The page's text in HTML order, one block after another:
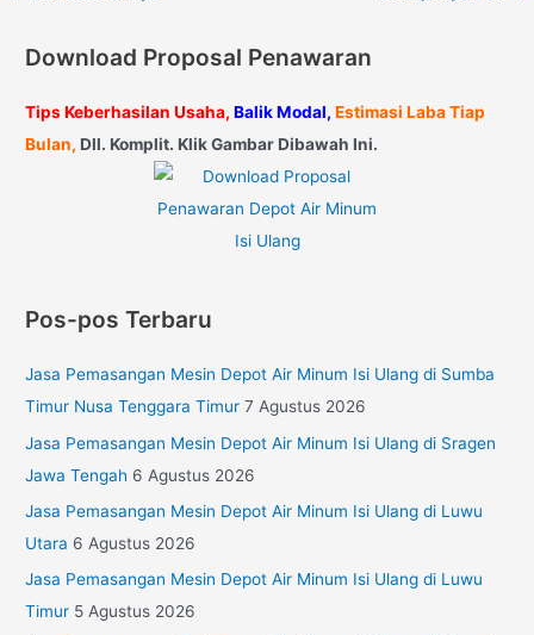
Download Proposal Penawaran
Tips Keberhasilan Usaha, Balik Modal, Estimasi Laba Tiap
Bulan, Dll. Komplit. Klik Gambar Dibawah Ini.
Pos-pos Terbaru
Jasa Pemasangan Mesin Depot Air Minum Isi Ulang di Sumba
Timur Nusa Tenggara Timur 7 Agustus 2026
Jasa Pemasangan Mesin Depot Air Minum Isi Ulang di Sragen
Jawa Tengah 6 Agustus 2026
Jasa Pemasangan Mesin Depot Air Minum Isi Ulang di Luwu
Utara 6 Agustus 2026
Jasa Pemasangan Mesin Depot Air Minum Isi Ulang di Luwu
Timur 5 Agustus 2026